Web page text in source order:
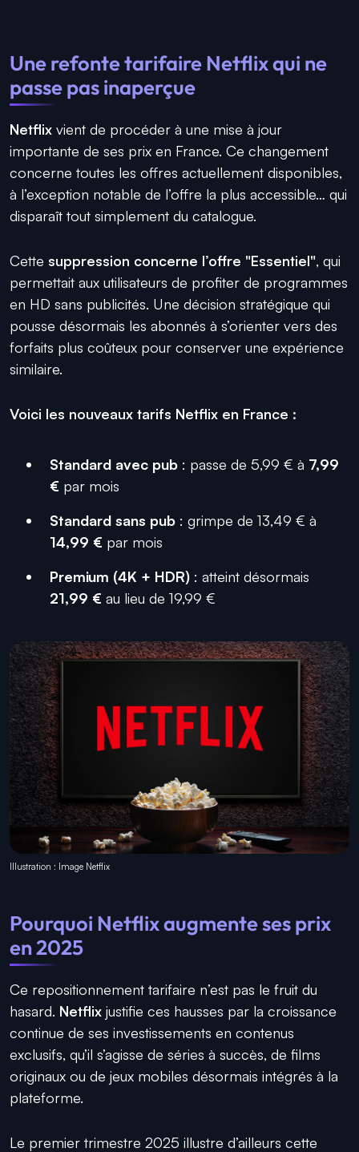
Une refonte tarifaire Netflix qui ne
passe pas inaperçue
Netflix vient de procéder à une mise à jour
importante de ses prix en France. Ce changement
concerne toutes les offres actuellement disponibles,
à l’exception notable de l’offre la plus accessible… qui
disparaît tout simplement du catalogue.
Cette suppression concerne l’offre "Essentiel", qui
permettait aux utilisateurs de profiter de programmes
en HD sans publicités. Une décision stratégique qui
pousse désormais les abonnés à s’orienter vers des
forfaits plus coûteux pour conserver une expérience
similaire.
Voici les nouveaux tarifs Netflix en France :
Standard avec pub : passe de 5,99 € à 7,99
€ par mois
Standard sans pub : grimpe de 13,49 € à
14,99 € par mois
Premium (4K + HDR) : atteint désormais
21,99 € au lieu de 19,99 €
Illustration : Image Netflix
Pourquoi Netflix augmente ses prix
en 2025
Ce repositionnement tarifaire n’est pas le fruit du
hasard. Netflix justifie ces hausses par la croissance
continue de ses investissements en contenus
exclusifs, qu’il s’agisse de séries à succès, de films
originaux ou de jeux mobiles désormais intégrés à la
plateforme.
Le premier trimestre 2025 illustre d’ailleurs cette